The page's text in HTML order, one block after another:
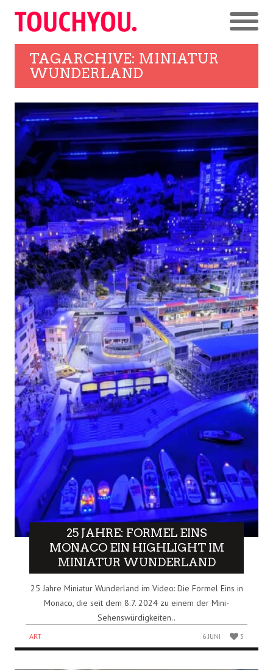
TAGARCHIVE: MINIATUR
WUNDERLAND
25 JAHRE: FORMEL EINS
MONACO EIN HIGHLIGHT IM
MINIATUR WUNDERLAND
25 Jahre Miniatur Wunderland im Video: Die Formel Eins in
Monaco, die seit dem 8.7. 2024 zu einem der Mini-
Sehenswürdigkeiten..
ART 6 JUNI 3